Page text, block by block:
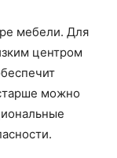
мебели. Для
центром
можно